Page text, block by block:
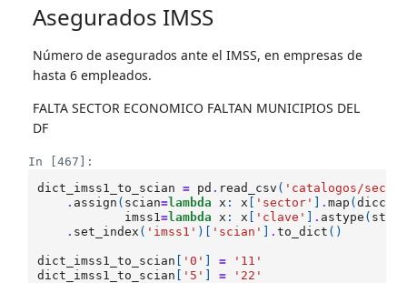
Asegurados IMSS
Número de asegurados ante el IMSS, en empresas de
hasta 6 empleados.
FALTA SECTOR ECONOMICO FALTAN MUNICIPIOS DEL
DF
In [467]:
dict_imss1_to_scian
= pd . read_csv ( 'catalogos/
. assign ( scian=lambda x : x 'sector' .map (
imss1=lambda x : x 'clave' . astype ( str
. set_index ( 'imss1' )[ 'scian' .to_dict ()
dict_imss1_to_scian '0' =
'11'
dict_imss1_to_scian
'5' = '22'